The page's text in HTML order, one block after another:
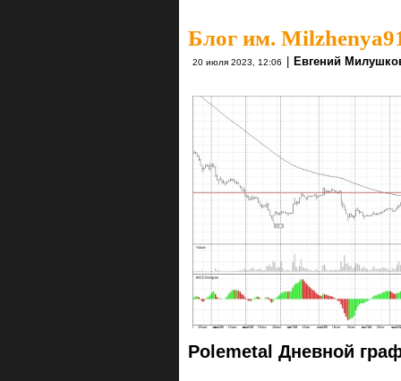
Блог им.
20 июля 2023, 12:06 Евгений
Polemetal Дневной